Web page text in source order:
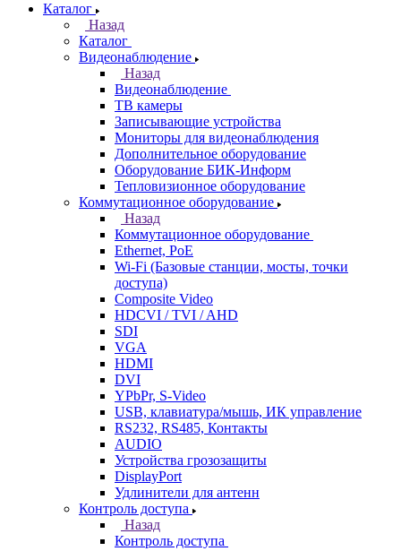
Каталог
Назад
Каталог
Видеонаблюдение
Назад
Видеонаблюдение
ТВ камеры
Записывающие устройства
Мониторы для видеонаблюдения
Дополнительное оборудование
Оборудование БИК-Информ
Тепловизионное оборудование
Коммутационное оборудование
Назад
Коммутационное оборудование
Ethernet, PoE
Wi-Fi (Базовые станции, мосты, точки
доступа)
Composite Video
HDCVI / TVI / AHD
SDI
VGA
HDMI
DVI
YPbPr, S-Video
USB, клавиатура/мышь, ИК управление
RS232, RS485, Контакты
AUDIO
Устройства грозозащиты
DisplayPort
Удлинители для антенн
Контроль доступа
Назад
Контроль доступа